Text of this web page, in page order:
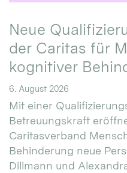
Neue
der Caritas für
kognitiver
6. August 2026
Mit einer
Betreuungskraft
Caritasverband
Behinderung neue
Dillmann und